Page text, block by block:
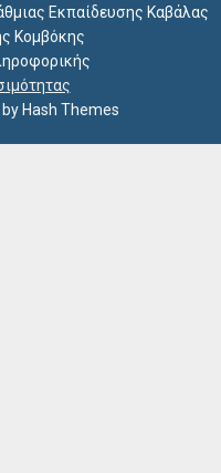
Εκπαίδευσης Καβάλας
Κομβόκης
by Hash Themes